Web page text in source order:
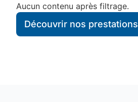
Aucun contenu après filtrage.
Découvrir nos prestations